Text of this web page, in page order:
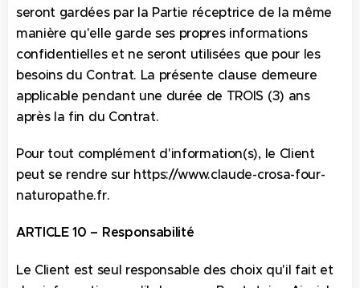
seront gardées par la Partie réceptrice de la même
manière qu'elle garde ses propres informations
confidentielles et ne seront utilisées que pour les
besoins du Contrat. La présente clause demeure
applicable pendant une durée de TROIS (3) ans
après la fin du Contrat.
Pour tout complément d'information(s), le Client
peut se rendre sur https://www.claude-crosa-four-
naturopathe.fr.
ARTICLE 10 – Responsabilité
Le Client est seul responsable des choix qu'il fait et